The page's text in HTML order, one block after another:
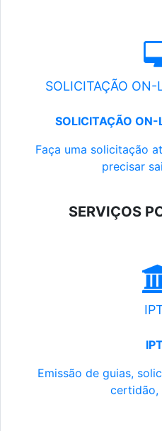
SOLICITAÇÃO ON-
SOLICITAÇÃO ON-
Faça uma solicitação
precisar
SERVIÇOS
Emissão de guias,
certidão,